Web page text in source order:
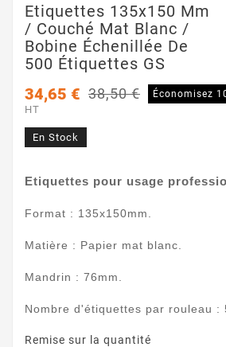
Etiquettes 135x150 Mm
/ Couché Mat Blanc /
Bobine Échenillée De
500 Étiquettes GS
34,65 € 38,50 € Économisez
HT
En Stock
Etiquettes pour usage
Format : 135x150mm.
Matière : Papier mat blanc.
Mandrin : 76mm.
Nombre d'étiquettes par rouleau :
Remise sur la quantité